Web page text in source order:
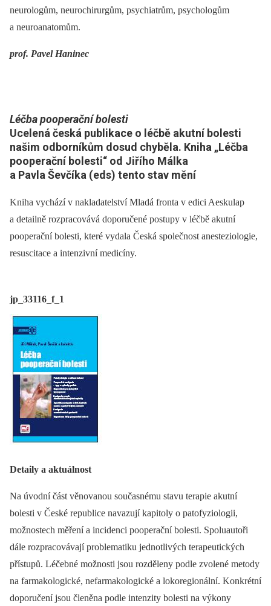
neurologům, neurochirurgům, psychiatrům, psychologům
a neuroanatomům.
prof. Pavel Haninec
Léčba pooperační bolesti
Ucelená česká publikace o léčbě akutní bolesti
našim odborníkům dosud chyběla. Kniha „Léčba
pooperační bolesti“ od Jiřího Málka
a Pavla Ševčíka (eds) tento stav mění
Kniha vychází v nakladatelství Mladá fronta v edici Aeskulap
a detailně rozpracovává doporučené postupy v léčbě akutní
pooperační bolesti, které vydala Česká společnost anesteziologie,
resuscitace a intenzivní medicíny.
jp_33116_f_1
Detaily a aktuálnost
Na úvodní část věnovanou současnému stavu terapie akutní
bolesti v České republice navazují kapitoly o patofyziologii,
možnostech měření a incidenci pooperační bolesti. Spoluautoři
dále rozpracovávají problematiku jednotlivých terapeutických
přístupů. Léčebné možnosti jsou rozděleny podle zvolené metody
na farmakologické, nefarmakologické a lokoregionální. Konkrétní
doporučení jsou členěna podle intenzity bolesti na výkony